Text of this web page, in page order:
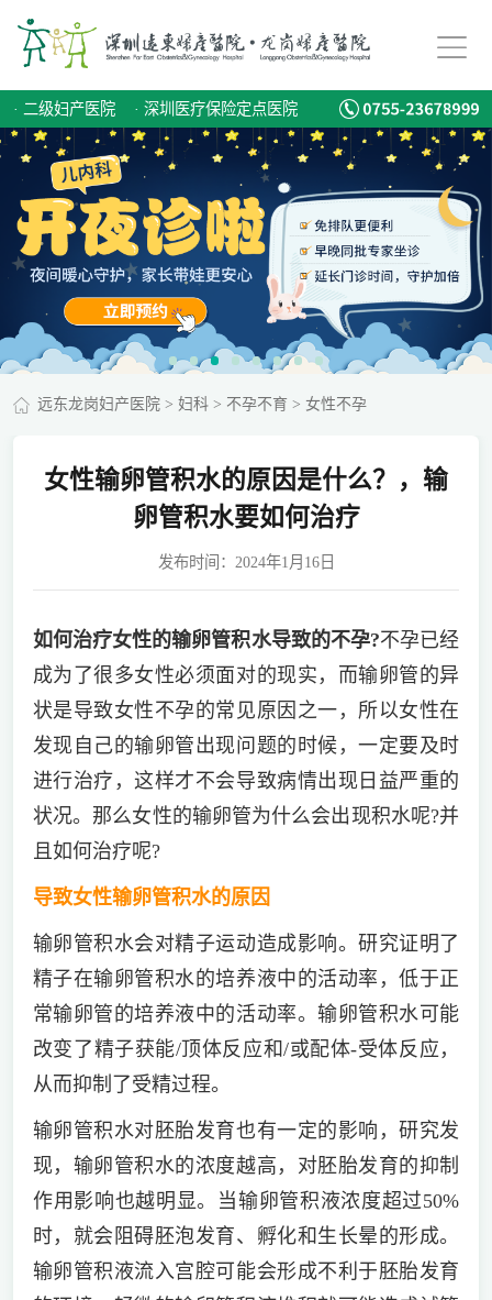
· 二级妇产医院 · 深圳医疗保险定点医院
远东龙岗妇产医院> 妇科> 不孕不育 > 女性不孕
女性输卵管积水的原因是什么？，输
卵管积水要如何治疗
发布时间：2024年1月16日
如何治疗女性的输卵管积水导致的不孕?不孕已经
成为了很多女性必须面对的现实，而输卵管的异
状是导致女性不孕的常见原因之一，所以女性在
发现自己的输卵管出现问题的时候，一定要及时
进行治疗，这样才不会导致病情出现日益严重的
状况。那么女性的输卵管为什么会出现积水呢?并
且如何治疗呢?
导致女性输卵管积水的原因
输卵管积水会对精子运动造成影响。研究证明了
精子在输卵管积水的培养液中的活动率，低于正
常输卵管的培养液中的活动率。输卵管积水可能
改变了精子获能/顶体反应和/或配体-受体反应，
从而抑制了受精过程。
输卵管积水对胚胎发育也有一定的影响，研究发
现，输卵管积水的浓度越高，对胚胎发育的抑制
作用影响也越明显。当输卵管积液浓度超过50%
时，就会阻碍胚泡发育、孵化和生长晕的形成。
输卵管积液流入宫腔可能会形成不利于胚胎发育